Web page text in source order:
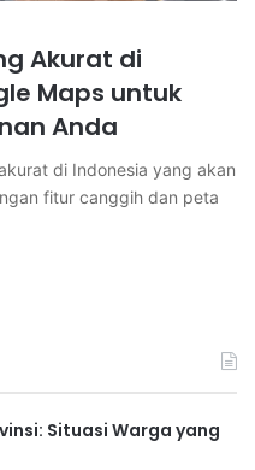
Akurat di
Maps untuk
Anda
di Indonesia yang akan
fitur canggih dan peta
Situasi Warga yang